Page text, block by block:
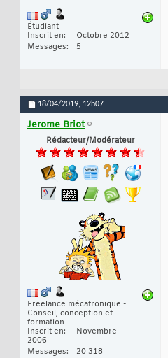
Étudiant
Inscrit en
Octobre 2012
Messages
5
18/04/2019, 12h07
Jerome Briot
Rédacteur/Modérateur
Freelance mécatronique -
Conseil, conception et
formation
Inscrit en
Novembre
2006
Messages
20 318